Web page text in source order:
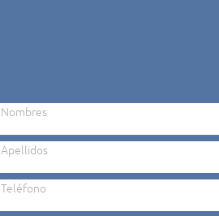
Nombres
Apellidos
Teléfono